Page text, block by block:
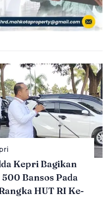
Kepri Bagikan
Bansos Pada
HUT RI Ke-